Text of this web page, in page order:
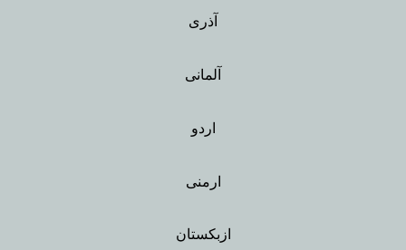
آذری
آلمانی
اردو
ارمنی
ازبکستان